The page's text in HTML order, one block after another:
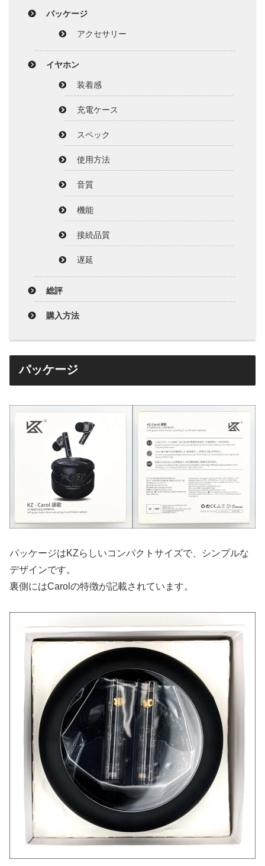
パッケージ
アクセサリー
イヤホン
装着感
充電ケース
スペック
使用方法
音質
機能
接続品質
遅延
総評
購入方法
パッケージ
パッケージはKZらしいコンパクトサイズで、シンプルな
デザインです。
裏側にはCarolの特徴が記載されています。